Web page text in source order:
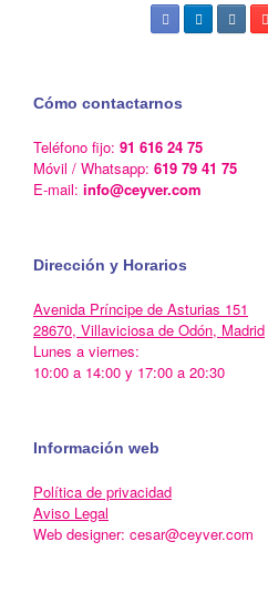
Cómo contactarnos
Teléfono fijo: 91 616 24 75
Móvil / Whatsapp: 619 79 41 75
E-mail: info@ceyver.com
Dirección y Horarios
Avenida Príncipe de Asturias 151
28670, Villaviciosa de Odón, Madrid
Lunes a viernes:
10:00 a 14:00 y 17:00 a 20:30
Información web
Política de privacidad
Aviso Legal
Web designer: cesar@ceyver.com